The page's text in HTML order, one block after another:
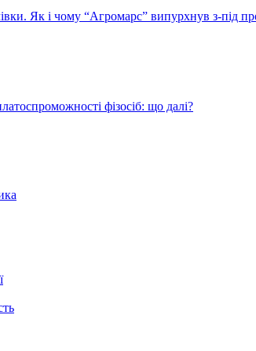
Як і чому “Агромарс” випурхнув з-під
фізосіб: що далі?